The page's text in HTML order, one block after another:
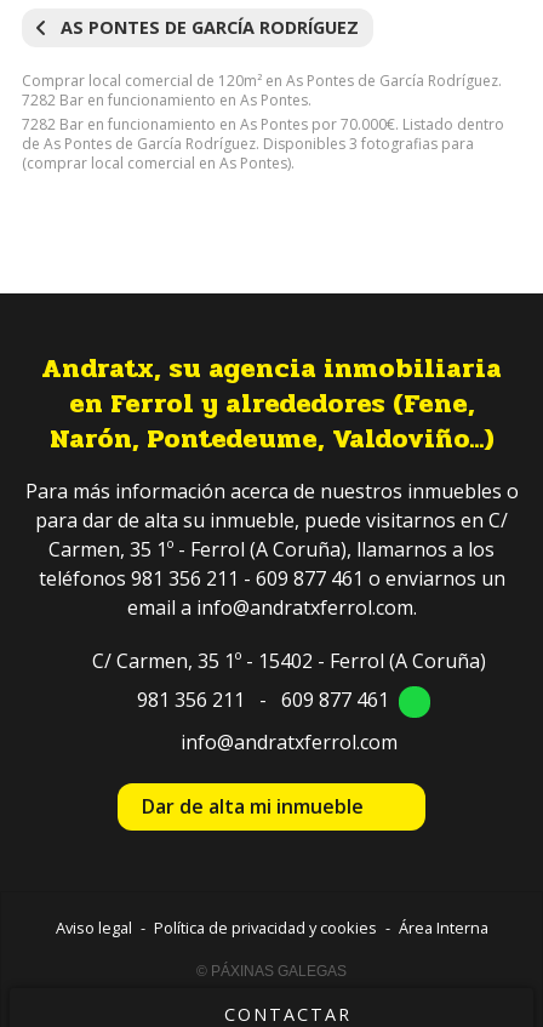
CONTACTAR
AS PONTES DE GARCÍA RODRÍGUEZ
Comprar local comercial de 120m² en As Pontes de García Rodríguez.
7282 Bar en funcionamiento en As Pontes.
7282 Bar en funcionamiento en As Pontes por 70.000€. Listado dentro
de As Pontes de García Rodríguez. Disponibles 3 fotografias para
(comprar local comercial en As Pontes).
Andratx, su agencia inmobiliaria
en Ferrol y alrededores (Fene,
Narón, Pontedeume, Valdoviño...)
Para más información acerca de nuestros inmuebles o
para dar de alta su inmueble, puede visitarnos en C/
Carmen, 35 1º - Ferrol (A Coruña), llamarnos a los
teléfonos 981 356 211 - 609 877 461 o enviarnos un
email a info@andratxferrol.com.
C/ Carmen, 35 1º - 15402 - Ferrol (A Coruña)
981 356 211
- 609 877 461
info@andratxferrol.com
Dar de alta mi inmueble
Aviso legal - Política de privacidad y cookies - Área Interna
© PÁXINAS GALEGAS